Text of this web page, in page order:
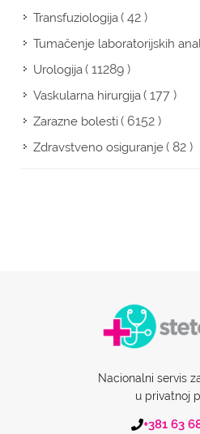
Transfuziologija( 42 )
Tumačenje laboratorijskih
Urologija( 11289 )
Vaskularna hirurgija( 177 )
Zarazne bolesti( 6152 )
Zdravstveno osiguranje( 82 )
Nacionalni servis
u privatnoj
+381 63